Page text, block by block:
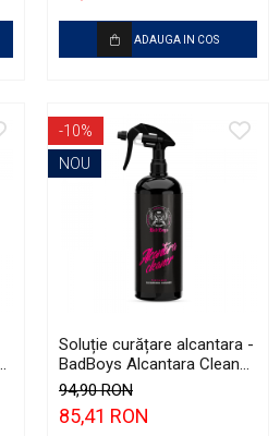
ADAUGA IN COS
-10%
NOU
Soluție curățare alcantara -
BadBoys Alcantara Cleaner
(1L)
94,90 RON
85,41 RON